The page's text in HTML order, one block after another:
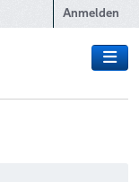
Anmelden